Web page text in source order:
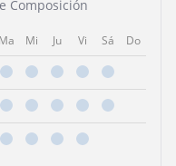
Composición
Ma Mi Ju Vi Sá Do